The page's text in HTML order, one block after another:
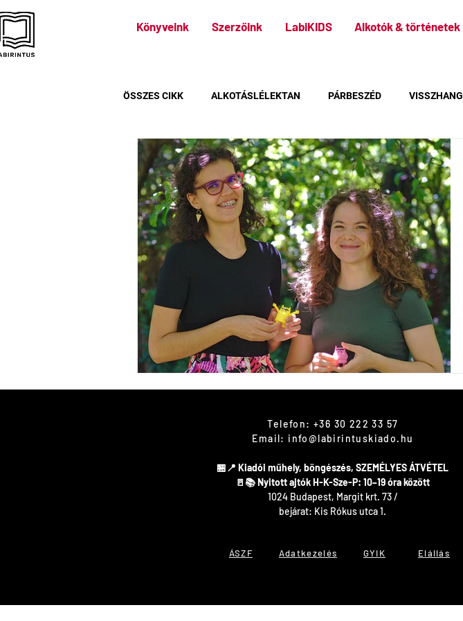
Könyveink Szerzőink LabiKIDS Alkotók & történetek
ÖSSZES CIKK ALKOTÁSLÉLEKTAN PÁRBESZÉD VISSZHANG
Telefon: +36 30 222 33 57
Email: info@labirintuskiado.hu
🏪📍 Kiadói műhely, böngészés, SZEMÉLYES ÁTVÉTEL
​🚪📚 Nyitott ajtók H-K-Sze-P: 10–19 óra között
1024 Budapest, Margit krt. 73 /
bejárat: Kis Rókus utca 1.
ÁSZF Adatkezelés GYIK Elállás